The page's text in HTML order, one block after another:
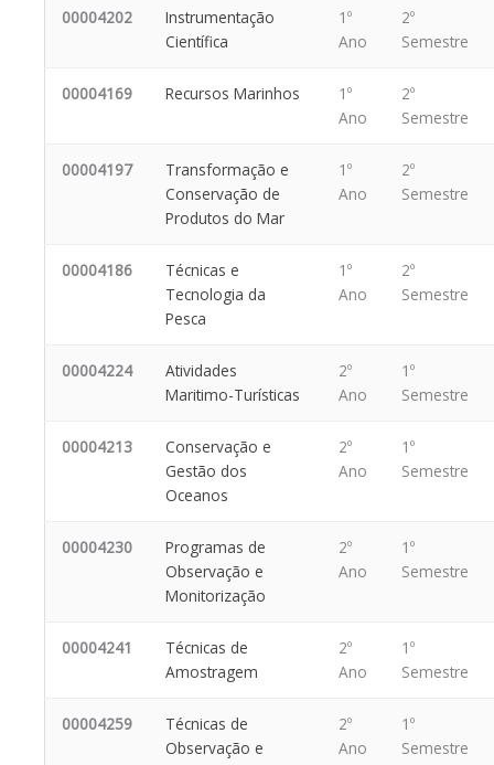
00004202
Instrumentação
Científica
1º
Ano
2º
Semestre
00004169 Recursos Marinhos
1º
Ano
2º
Semestre
00004197
Transformação e
Conservação de
Produtos do Mar
1º
Ano
2º
Semestre
00004186
Técnicas e
Tecnologia da
Pesca
1º
Ano
2º
Semestre
00004224
Atividades
Maritimo-Turísticas
2º
Ano
1º
Semestre
00004213
Conservação e
Gestão dos
Oceanos
2º
Ano
1º
Semestre
00004230
Programas de
Observação e
Monitorização
2º
Ano
1º
Semestre
00004241
Técnicas de
Amostragem
2º
Ano
1º
Semestre
00004259
Técnicas de
Observação e
2º
Ano
1º
Semestre